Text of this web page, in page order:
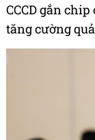
CCCD gắn
tăng cường